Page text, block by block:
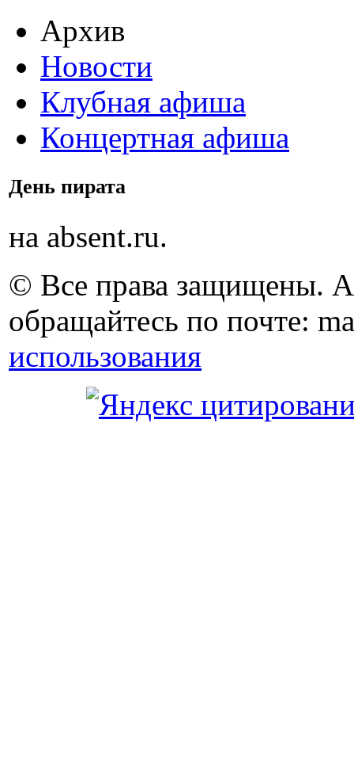
Архив
Новости
Клубная афиша
Концертная афиша
День пирата
на absent.ru.
© Все права защищены.
обращайтесь по почте:
использования